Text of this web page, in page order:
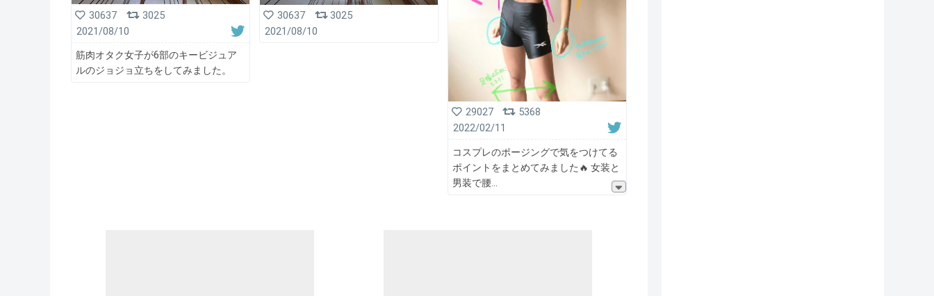
30637
3025
2021/08/10
筋肉オタク女子が6部のキービジュア
ルのジョジョ立ちをしてみました。
30637
3025
2021/08/10
29027
5368
2022/02/11
コスプレのポージングで気をつけてる
ポイントをまとめてみました🔥 女装と
男装で腰